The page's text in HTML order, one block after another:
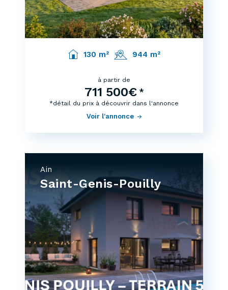
130 m² 944 m²
à partir de
711 500€ *
Voir l'annonce
*détail du prix à découvrir dans l'annonce
Ain
Saint-Genis-Pouilly